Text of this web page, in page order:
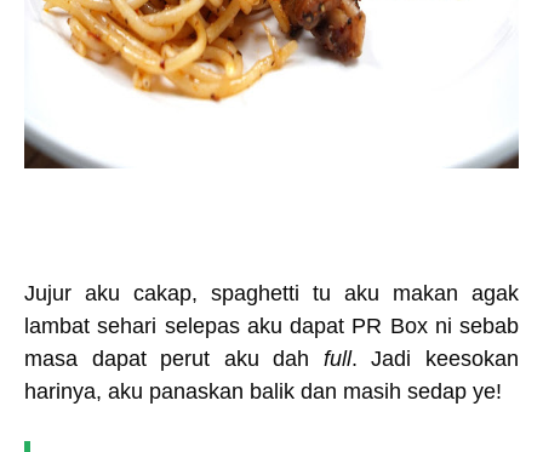
Jujur aku cakap, spaghetti tu aku makan agak
lambat sehari selepas aku dapat PR Box ni sebab
masa dapat perut aku dah full. Jadi keesokan
harinya, aku panaskan balik dan masih sedap ye!